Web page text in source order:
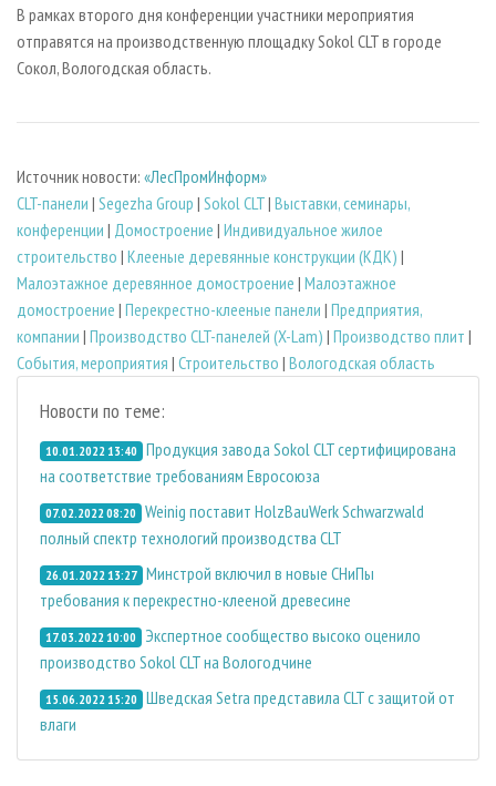
В рамках второго дня конференции участники мероприятия
отправятся на производственную площадку Sokol CLT в городе
Сокол, Вологодская область.
Источник новости: «ЛесПромИнформ»
CLT-панели | Segezha Group | Sokol CLT| Выставки, семинары,
конференции | Домостроение | Индивидуальное жилое
строительство | Клееные деревянные конструкции (КДК) |
Малоэтажное деревянное домостроение | Малоэтажное
домостроение | Перекрестно-клееные панели | Предприятия,
компании | Производство CLT-панелей (X-Lam) | Производство плит |
События, мероприятия | Строительство | Вологодская область
Новости по теме:
10.01.2022 13:40 Продукция завода Sokol CLT сертифицирована
на соответствие требованиям Евросоюза
07.02.2022 08:20 Weinig поставит HolzBauWerk Schwarzwald
полный спектр технологий производства CLT
26.01.2022 13:27 Минстрой включил в новые СНиПы
требования к перекрестно-клееной древесине
17.03.2022 10:00
Экспертное сообщество высоко оценило
производство Sokol CLT на Вологодчине
15.06.2022 15:20 Шведская Setra представила CLT с защитой от
влаги